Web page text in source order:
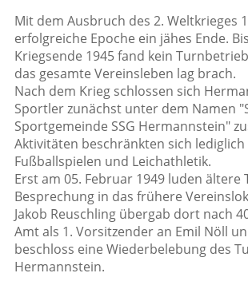
Mit dem Ausbruch des 2. Weltkrieges
erfolgreiche Epoche ein jähes Ende.
Kriegsende 1945 fand kein
das gesamte Vereinsleben lag brach.
Nach dem Krieg schlossen sich
Sportler zunächst unter dem Namen
Sportgemeinde SSG Hermannstein"
Aktivitäten beschränkten sich lediglich
Fußballspielen und Leichathletik.
Erst am 05. Februar 1949 luden ältere
Besprechung in das frühere
Jakob Reuschling übergab dort nach
Amt als 1. Vorsitzender an Emil Nöll
beschloss eine Wiederbelebung des
Hermannstein.